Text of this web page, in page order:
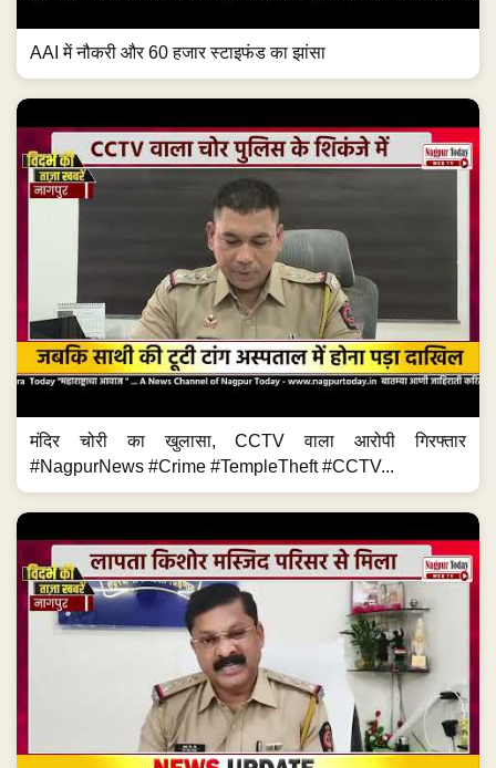
AAI में नौकरी और 60 हजार स्टाइफंड का झांसा
मंदिर चोरी का खुलासा, CCTV वाला आरोपी गिरफ्तार
#NagpurNews #Crime #TempleTheft #CCTV...